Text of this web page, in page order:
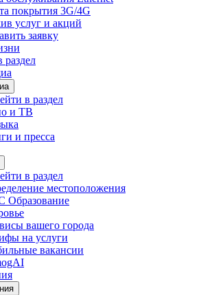
покрытия 3G/4G
услуг и акций
заявку
раздел
в раздел
и ТВ
и пресса
в раздел
местоположения
Образование
вашего города
на услуги
вакансии